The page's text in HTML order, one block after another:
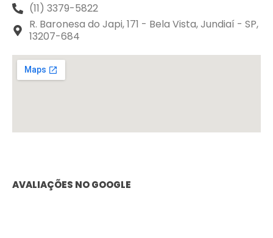
(11) 3379-5822
R. Baronesa do Japi, 171 - Bela Vista, Jundiaí - SP,
13207-684
AVALIAÇÕES NO GOOGLE